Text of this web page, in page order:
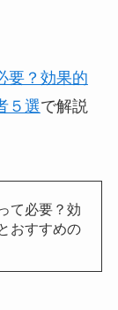
要？効果的
５選で解説
て必要？効
おすすめの